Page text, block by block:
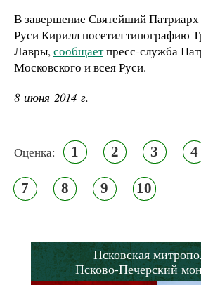
В завершение Святейший
Руси Кирилл посетил типографию
Лавры,сообщаетпресс-служба
Московского и всея Руси.
8 июня 2014 г.
Оценка: 1 2 3 4
7 8 9 10
Псковская
Псково-Печерский